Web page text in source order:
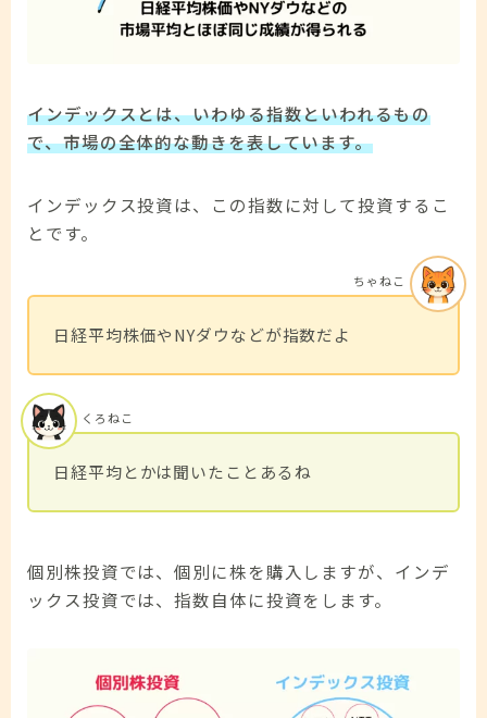
インデックスとは、いわゆる指数といわれるもの
で、市場の全体的な動きを表しています。
インデックス投資は、この指数に対して投資するこ
とです。
日経平均株価やNYダウなどが指数だよ
ちゃねこ
日経平均とかは聞いたことあるね
くろねこ
個別株投資では、個別に株を購入しますが、インデ
ックス投資では、指数自体に投資をします。